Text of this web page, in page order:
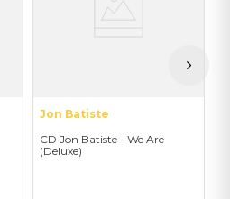
Jon Batiste
CD Jon Batiste - We Are
(Deluxe)